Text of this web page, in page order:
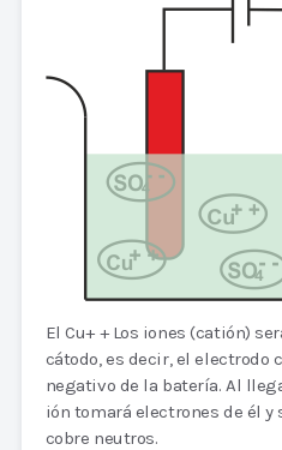
El Cu+ + Los iones (catión)
cátodo, es decir, el electrodo
negativo de la batería. Al
ión tomará electrones de él
cobre neutros.